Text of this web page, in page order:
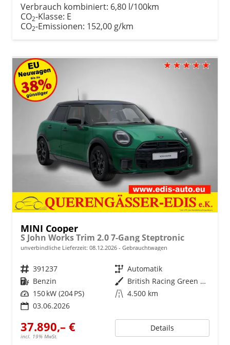
Verbrauch kombiniert: 6,80 l/100km
CO2-Klasse: E
CO2-Emissionen: 152,00 g/km
MINI Cooper
S John Works Trim 2.0 7-Gang Steptronic
unverbindliche Lieferzeit: 08.12.2026 Gebrauchtwagen
Fahrzeugnr. 391237 Getriebe Automatik
Kraftstoff Benzin Außenfarbe
British Racing Green metallic
Leistung 150 kW (204 PS) Kilometerstand 4.500 km
03.06.2026
37.890,– €
incl. 19% MwSt.
Details